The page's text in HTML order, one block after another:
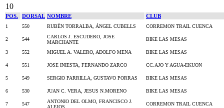
10
POS. DORSAL NOMBRE CLUB
1 550 RUBÉN TORRALBA, ÁNGEL CUBELLS CORREMON TRAIL CUENCA
2 544
CARLOS J. ESCUDERO, JOSE
MARCHANTE
BIKE LAS MESAS
3 552 MIGUEL A. VALERO, ADOLFO MENA BIKE LAS MESAS
4 551 JOSE INIESTA, FERNANDO ZARCO CC.AJO Y AGUA-EKUON
5 549 SERGIO PARRILLA, GUSTAVO PORRAS BIKE LAS MESAS
6 530 JUAN C. VERA, JESUS N.MORENO BIKE LAS MESAS
7 547
ANTONIO DEL OLMO, FRANCISCO J.
ALEJOS
CORREMON TRAIL CUENCA